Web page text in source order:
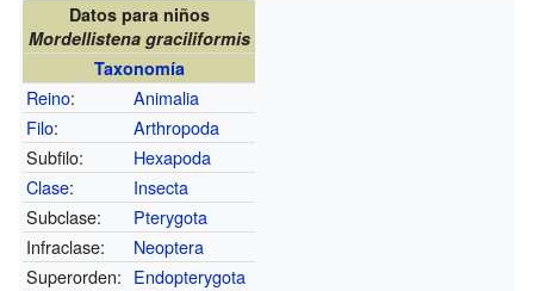
Datos para niños
Mordellistena graciliformis
Taxonomía
Reino:
Animalia
Filo:
Arthropoda
Subfilo:
Hexapoda
Clase:
Insecta
Subclase:
Pterygota
Infraclase:
Neoptera
Superorden: Endopterygota